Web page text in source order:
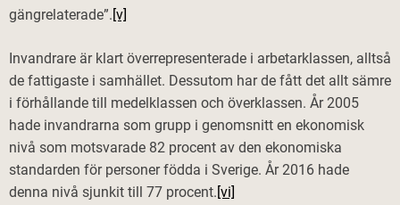
gängrelaterade”.[v]
Invandrare är klart överrepresenterade i arbetarklassen, alltså
de fattigaste i samhället. Dessutom har de fått det allt sämre
i förhållande till medelklassen och överklassen. År 2005
hade invandrarna som grupp i genomsnitt en ekonomisk
nivå som motsvarade 82 procent av den ekonomiska
standarden för personer födda i Sverige. År 2016 hade
denna nivå sjunkit till 77 procent.[vi]